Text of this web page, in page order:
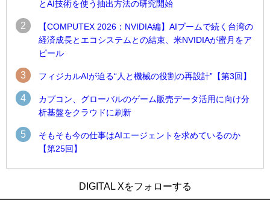
とAI技術を使う抽出方法の研究開始
2
【COMPUTEX 2026：NVIDIA編】AIブームで続く台湾の
経済成長とエコシステムとの結束、米NVIDIAが蜜月をア
ピール
3 フィジカルAIが迫る“人と機械の役割の再設計”【第3回】
4
カプコン、グローバルのゲーム販売データ活用に向け分
析基盤をクラウドに刷新
5
そもそも今の仕事はAIエージェントを求めているのか
【第25回】
技術を使う抽出方法の研究開始
合基盤を本格稼働DIGITAL Xをフォローする